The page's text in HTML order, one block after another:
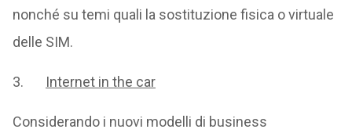
nonché su temi quali la sostituzione fisica o virtuale
delle SIM.
3. Internet in the car
Considerando i nuovi modelli di business